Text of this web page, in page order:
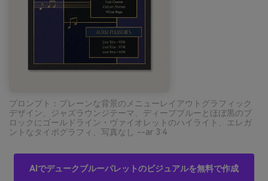
プロンプト：プレーンな背景のメニューレイアウトグラフィック
デザイン、ジャズラウンジテーマ、ディープブルーとほぼ黒のブ
ロックにゴールドライン・ヴァイオレットのハイライト、エレガ
ントなタイポグラフィ、写真なし --ar 3:4
AIでデュークブルーパレットのビジュアルを無料で作成